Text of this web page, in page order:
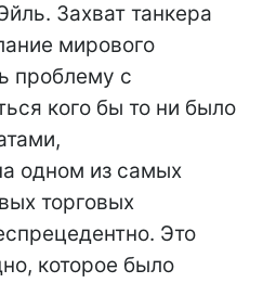
Захват танкера
мирового
проблему с
кого бы то ни было
одном из самых
торговых
Это
которое было